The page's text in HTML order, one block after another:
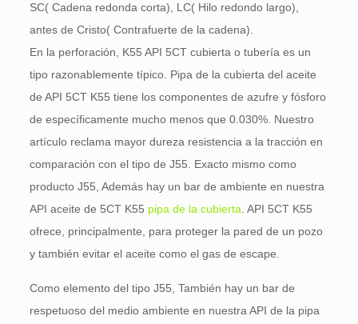
SC( Cadena redonda corta), LC( Hilo redondo largo),
antes de Cristo( Contrafuerte de la cadena).
En la perforación, K55 API 5CT cubierta o tubería es un
tipo razonablemente típico. Pipa de la cubierta del aceite
de API 5CT K55 tiene los componentes de azufre y fósforo
de específicamente mucho menos que 0.030%. Nuestro
artículo reclama mayor dureza resistencia a la tracción en
comparación con el tipo de J55. Exacto mismo como
producto J55, Además hay un bar de ambiente en nuestra
API aceite de 5CT K55 pipa de la cubierta . API 5CT K55
ofrece, principalmente, para proteger la pared de un pozo
y también evitar el aceite como el gas de escape.
Como elemento del tipo J55, También hay un bar de
respetuoso del medio ambiente en nuestra API de la pipa